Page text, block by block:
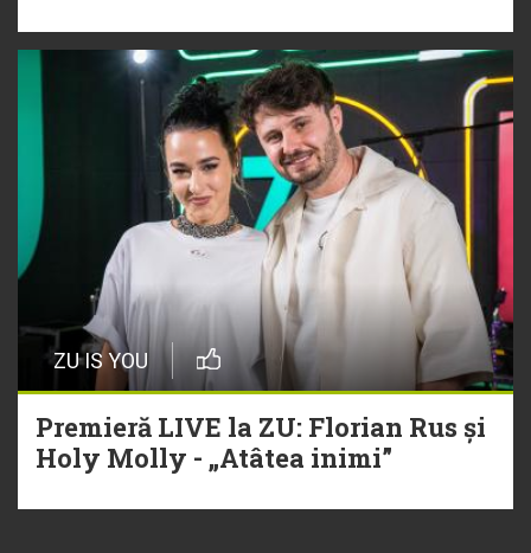
ZU IS YOU
Premieră LIVE la ZU: Florian Rus și
Holy Molly - „Atâtea inimi”